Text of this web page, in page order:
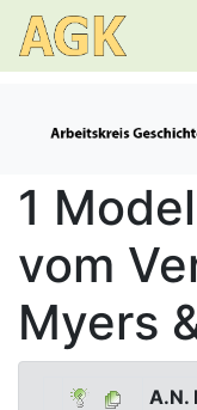
1
vom
Myers
A.N.